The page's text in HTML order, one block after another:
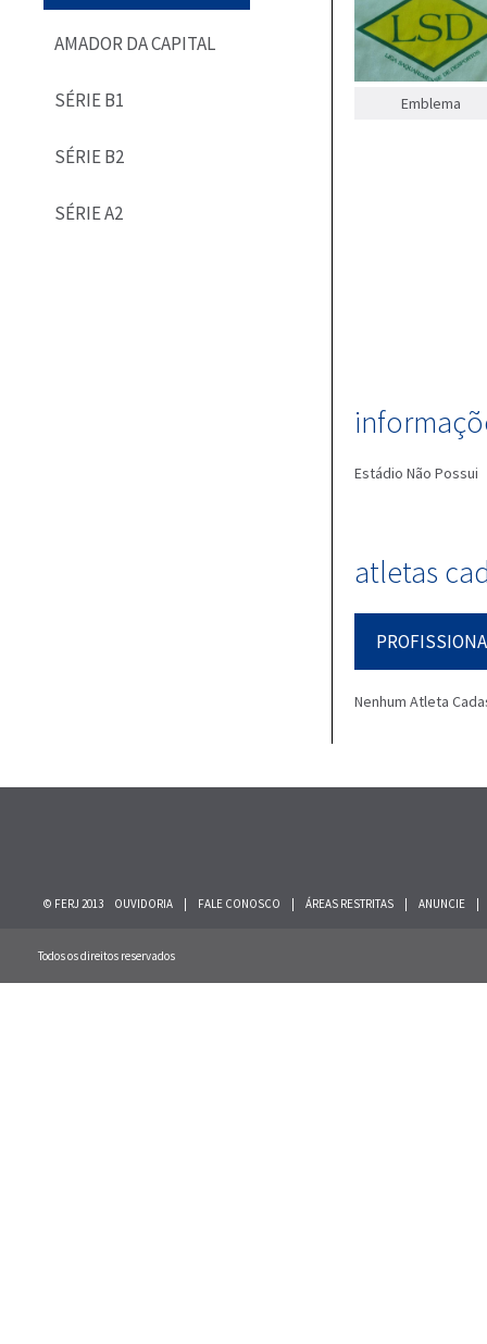
AMADOR DA CAPITAL
SÉRIE B1
SÉRIE B2
SÉRIE A2
Emblema
Estádio Não Possui
atletas
Nenhum Atleta
© FERJ 2013 OUVIDORIA FALE CONOSCO ÁREAS RESTRITAS ANUNCIE
Todos os direitos reservados